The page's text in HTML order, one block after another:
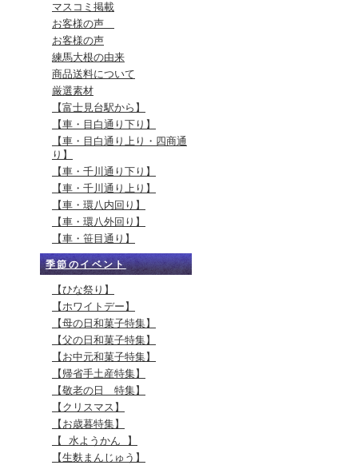
マスコミ掲載
お客様の声
お客様の声
練馬大根の由来
商品送料について
厳選素材
【富士見台駅から】
【車・目白通り下り】
【車・目白通り上り・四商通
り】
【車・千川通り下り】
【車・千川通り上り】
【車・環八内回り】
【車・環八外回り】
【車・笹目通り】
季節のイベント
【ひな祭り】
【ホワイトデー】
【母の日和菓子特集】
【父の日和菓子特集】
【お中元和菓子特集】
【帰省手土産特集】
【敬老の日 特集】
【クリスマス】
【お歳暮特集】
【 水ようかん 】
【生麩まんじゅう】